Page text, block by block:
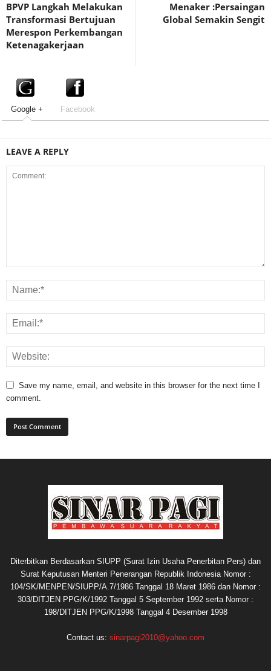
BPVP Langkah Melakukan
Transformasi Bertujuan
Merespon Perkembangan
Ketenagakerjaan
Menaker :Persaingan
Global Semakin Sengit
Google + Facebook
LEAVE A REPLY
Save my name, email, and website in this browser for the next time I
comment.
Diterbitkan Berdasarkan SIUPP (Surat Izin Usaha Penerbitan Pers) dan
Surat Keputusan Menteri Penerangan Republik Indonesia Nomor :
104/SK/MENPEN/SIUPP/A.7/1986 Tanggal 18 Maret 1986 dan Nomor :
303/DITJEN PPG/K/1992 Tanggal 5 September 1992 serta Nomor :
198/DITJEN PPG/K/1998 Tanggal 4 Desember 1998
Contact us: sinarpagi2010@yahoo.com